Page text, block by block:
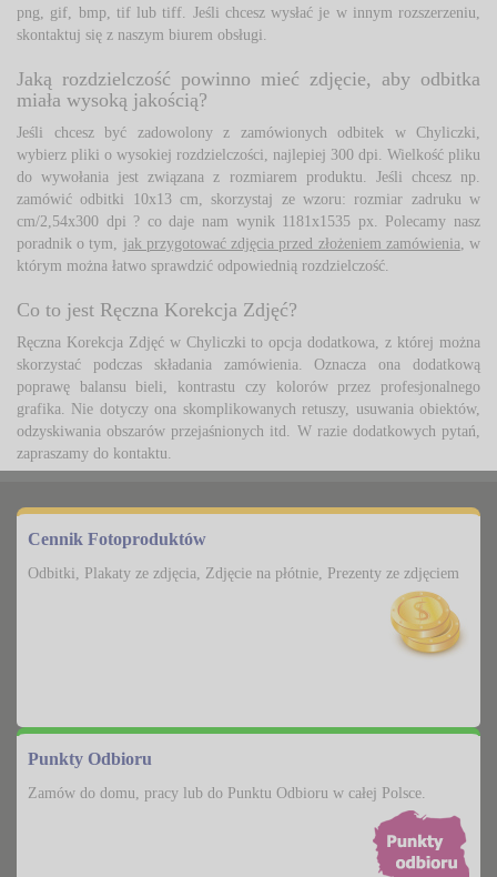
png, gif, bmp, tif lub tiff. Jeśli chcesz wysłać je w innym rozszerzeniu,
skontaktuj się z naszym biurem obsługi.
Jaką rozdzielczość powinno mieć zdjęcie, aby odbitka
miała wysoką jakością?
Jeśli chcesz być zadowolony z zamówionych odbitek w Chyliczki,
wybierz pliki o wysokiej rozdzielczości, najlepiej 300 dpi. Wielkość pliku
do wywołania jest związana z rozmiarem produktu. Jeśli chcesz np.
zamówić odbitki 10x13 cm, skorzystaj ze wzoru: rozmiar zadruku w
cm/2,54x300 dpi ? co daje nam wynik 1181x1535 px. Polecamy nasz
poradnik o tym, jak przygotować zdjęcia przed złożeniem zamówienia, w
którym można łatwo sprawdzić odpowiednią rozdzielczość.
Co to jest Ręczna Korekcja Zdjęć?
Ręczna Korekcja Zdjęć w Chyliczki to opcja dodatkowa, z której można
skorzystać podczas składania zamówienia. Oznacza ona dodatkową
poprawę balansu bieli, kontrastu czy kolorów przez profesjonalnego
grafika. Nie dotyczy ona skomplikowanych retuszy, usuwania obiektów,
odzyskiwania obszarów przejaśnionych itd. W razie dodatkowych pytań,
zapraszamy do kontaktu.
Cennik Fotoproduktów
Odbitki, Plakaty ze zdjęcia, Zdjęcie na płótnie, Prezenty ze zdjęciem
Punkty Odbioru
Zamów do domu, pracy lub do Punktu Odbioru w całej Polsce.